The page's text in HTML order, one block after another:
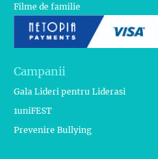
Filme de familie
Campanii
Gala Lideri pentru Liderasi
1uniFEST
Prevenire Bullying